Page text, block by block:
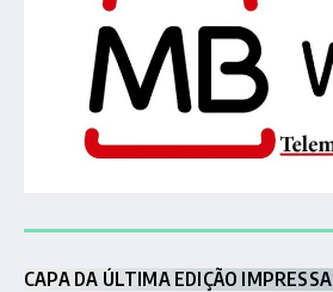
CAPA DA ÚLTIMA EDIÇÃO IMPRESSA